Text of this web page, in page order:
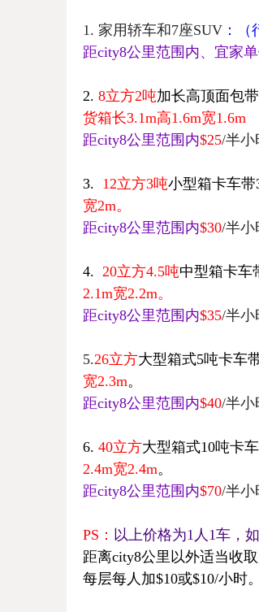
1. 家用轿车和7座SUV ：
距city8公里范围内、宜家
2. 8立方2吨加长高顶面包
货箱长3.1m高1.6m宽1.6m
距city8公里范围内$25/半小
3. 12立方3吨小型箱卡车带
宽2m。
距city8公里范围内$30/半小
4. 20立方4.5吨中型箱卡车
2.1m宽2.2m。
距city8公里范围内$35/半小
5.26立方大型箱式5吨卡车
宽2.3m。
距city8公里范围内$40/半小
6. 40立方大型箱式10吨卡
2.4m宽2.4m。
距city8公里范围内$70/半小
PS ： 以上价格为1 人 1车，
距离city8公里以外适当收
每层每人加$10或$10/小时。